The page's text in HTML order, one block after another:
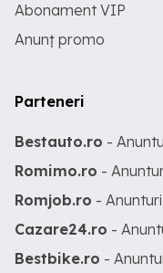
Abonament VIP
Anunț promo
Parteneri
Bestauto.ro -
Romimo.ro -
Romjob.ro -
Cazare24.ro -
Bestbike.ro -